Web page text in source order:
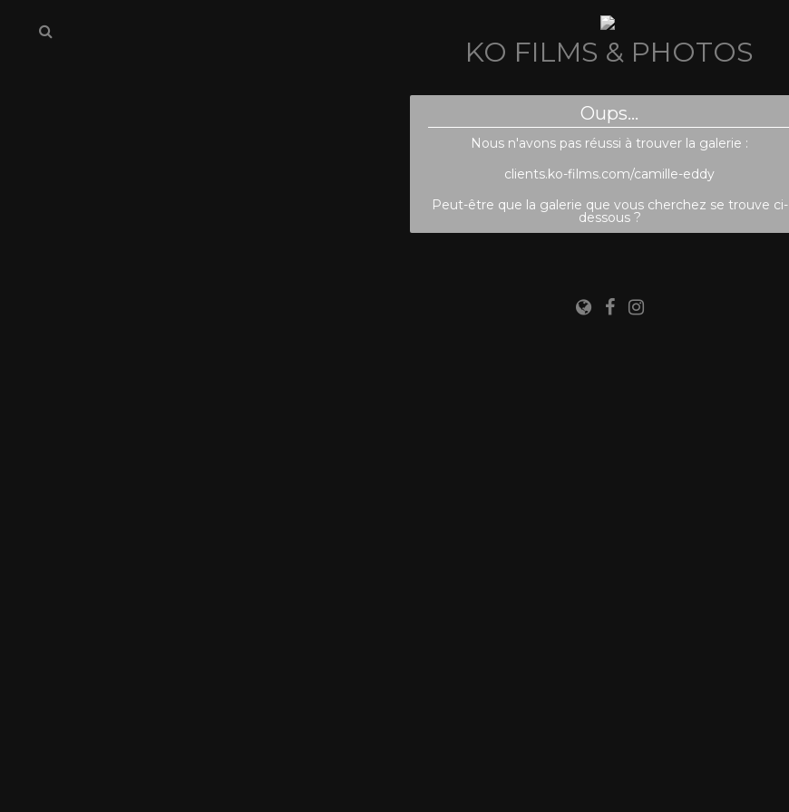
KO FILMS & PHOTOS
Oups...
Nous n'avons pas réussi à trouver la galerie :
clients.ko-films.com/camille-eddy
Peut-être que la galerie que vous cherchez se trouve ci-
dessous ?